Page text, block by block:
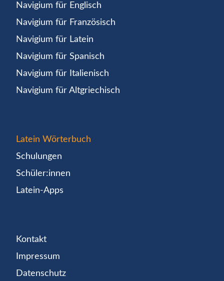
Navigium für Englisch
Navigium für Französisch
Navigium für Latein
Navigium für Spanisch
Navigium für Italienisch
Navigium für Altgriechisch
Latein Wörterbuch
Schulungen
Schüler:innen
Latein-Apps
Kontakt
Impressum
Datenschutz